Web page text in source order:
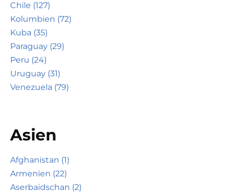
Chile (127)
Kolumbien (72)
Kuba (35)
Paraguay (29)
Peru (24)
Uruguay (31)
Venezuela (79)
Asien
Afghanistan (1)
Armenien (22)
Aserbaidschan (2)